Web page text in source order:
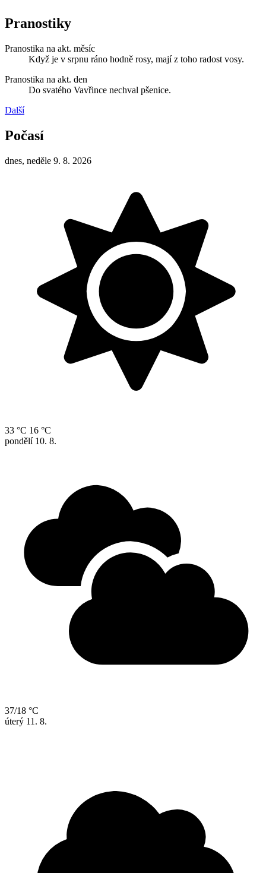
Pranostiky
Pranostika na akt. měsíc
Když je v srpnu ráno hodně rosy, mají z toho radost vosy.
Pranostika na akt. den
Do svatého Vavřince nechval pšenice.
Další
Počasí
dnes, neděle 9. 8. 2026
33 °C 16 °C
pondělí 10. 8.
37/18 °C
úterý 11. 8.